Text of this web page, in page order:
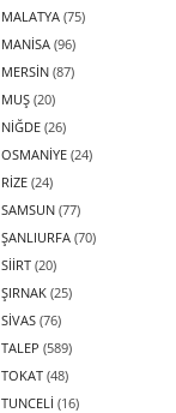
MALATYA (75)
MANİSA (96)
MERSİN (87)
MUŞ (20)
NİĞDE (26)
OSMANİYE (24)
RİZE (24)
SAMSUN (77)
ŞANLIURFA (70)
SİİRT (20)
ŞIRNAK (25)
SİVAS (76)
TALEP (589)
TOKAT (48)
TUNCELİ (16)